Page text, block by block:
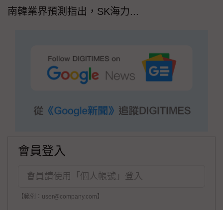
南韓業界預測指出，SK海力...
會員登入
【範例：user@company.com】